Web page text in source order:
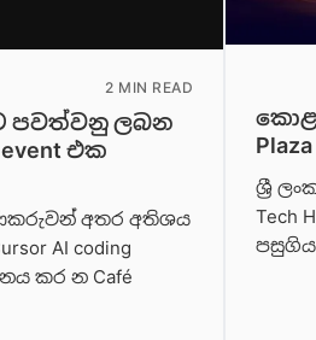
2 MIN READ
පවත්වනු ලබන
event එක
අතර අතිශය
AI coding
කර න Café
ශ්‍රී
Tech
පසුගිය